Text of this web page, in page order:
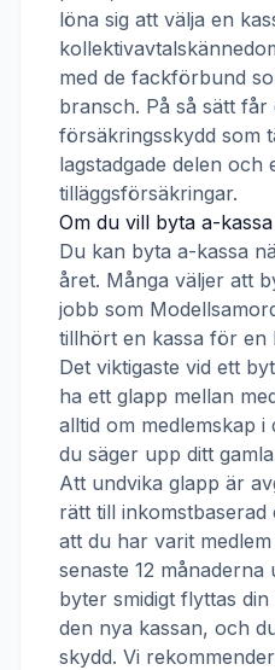
löna sig att välja en
med de fackförbund
bransch. På så sätt får
försäkringsskydd som
lagstadgade delen och
tilläggsförsäkringar.
Om du vill byta a-kassa
Du kan byta a-kassa
året. Många väljer att
jobb som
tillhört en kassa för en
Det viktigaste vid ett
ha ett glapp mellan
alltid om medlemskap
du säger upp ditt
Att undvika glapp är
rätt till
att du har varit
senaste 12
byter smidigt flyttas din
den nya kassan, och
skydd. Vi